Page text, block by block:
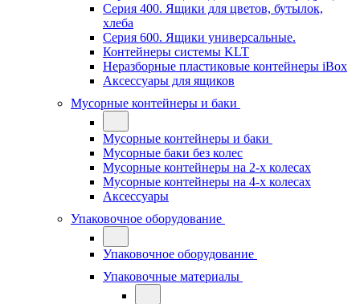
Серия 400. Ящики для цветов, бутылок,
хлеба
Серия 600. Ящики универсальные.
Контейнеры системы KLT
Неразборные пластиковые контейнеры iBox
Аксессуары для ящиков
Мусорные контейнеры и баки
Мусорные контейнеры и баки
Мусорные баки без колес
Мусорные контейнеры на 2-х колесах
Мусорные контейнеры на 4-х колесах
Аксессуары
Упаковочное оборудование
Упаковочное оборудование
Упаковочные материалы